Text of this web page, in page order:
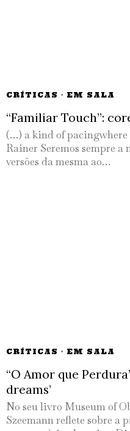
CRÍTICAS · EM SALA
“Familiar Touch”:
(…) a kind of pacingwhere
Rainer Seremos sempre a
versões da mesma ao…
CRÍTICAS · EM SALA
“O Amor que
dreams’
No seu livro Museum of
Szeemann reflete sobre